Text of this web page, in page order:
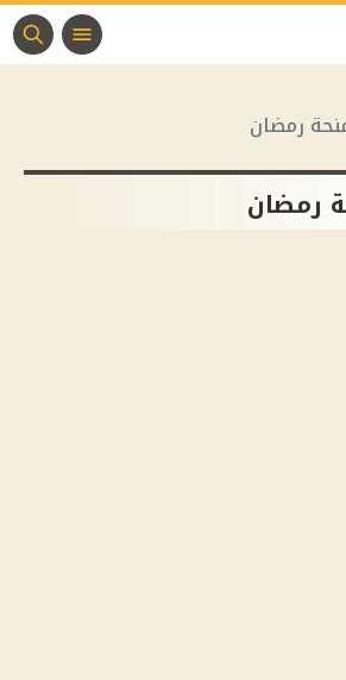
رمضان
رمضان